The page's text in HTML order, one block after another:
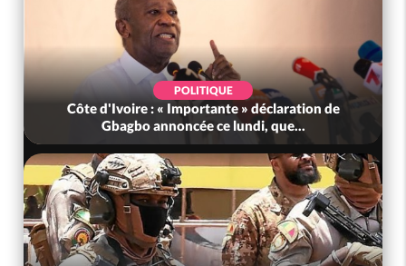
POLITIQUE
Côte d'Ivoire : « Importante » déclaration de
Gbagbo annoncée ce lundi, que...